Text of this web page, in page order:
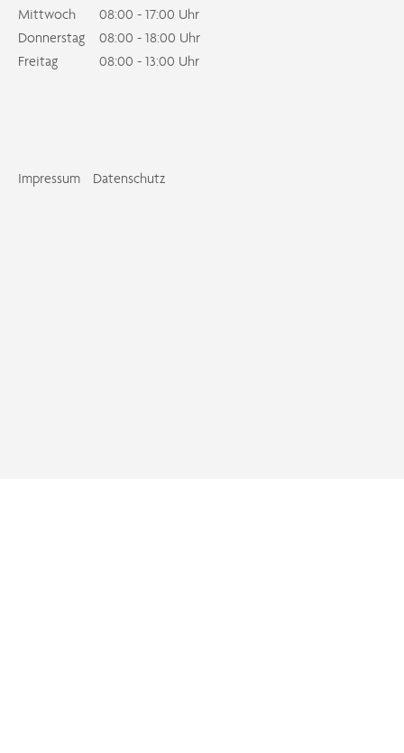
Mittwoch
08:00 - 17:00 Uhr
Donnerstag
08:00 - 18:00 Uhr
Freitag
08:00 - 13:00 Uhr
Impressum Datenschutz